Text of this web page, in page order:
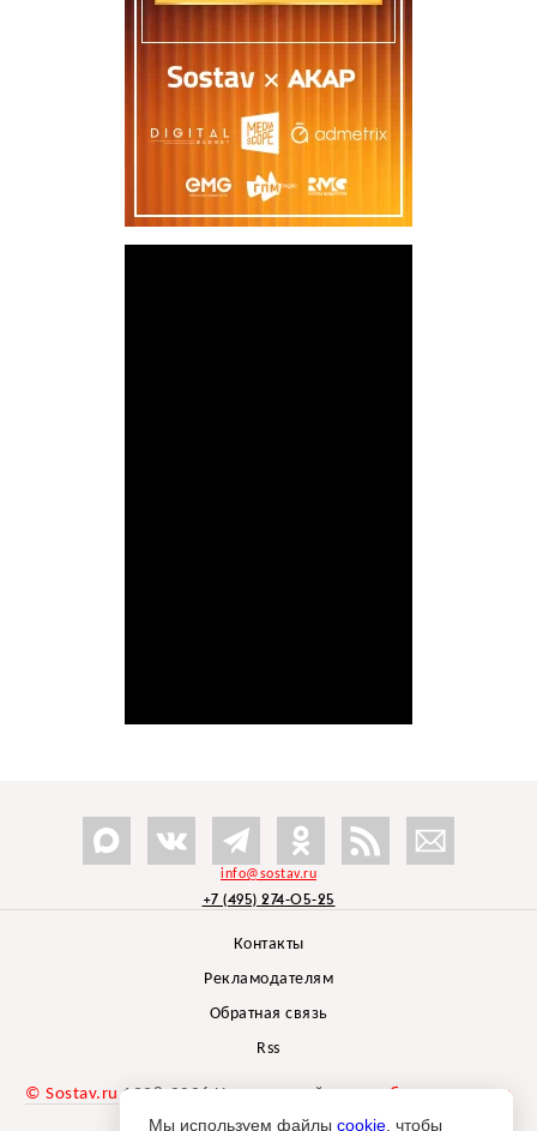
info@sostav.ru
+7 (495) 274-05-25
Контакты
Рекламодателям
Обратная связь
Rss
© Sostav.ru 1998-2026 Независимый проектбрендингового
агентства Depot
Мы используем файлы cookie , чтобы